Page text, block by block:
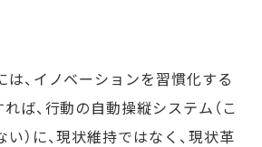
、イノベーションを習慣化する
ば、行動の自動操縦システム（こ
）に、現状維持ではなく、現状革